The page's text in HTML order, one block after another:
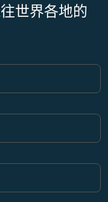
世界各地的